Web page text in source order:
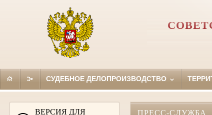
СУДЕБНОЕ ДЕЛОПРОИЗВОДСТВО
ВЕРСИЯ ДЛЯ
ПРЕСС-СЛУЖБА